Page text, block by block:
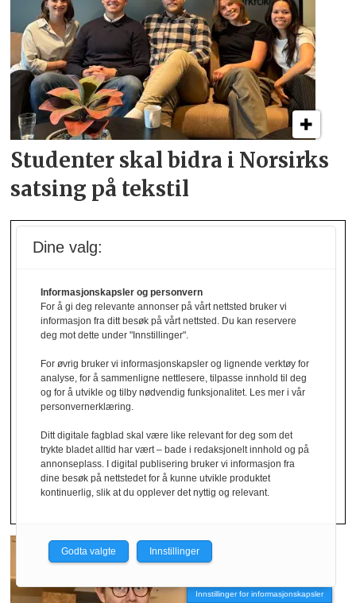
Studenter skal bidra i Norsirks
satsing på tekstil
Lojale kunder
returnerer
mest
Innstillinger for informasjonskapsler
Dine valg:
Informasjonskapsler og personvern
For å gi deg relevante annonser på vårt nettsted bruker vi
informasjon fra ditt besøk på vårt nettsted. Du kan reservere
deg mot dette under "Innstillinger".
For øvrig bruker vi informasjonskapsler og lignende verktøy for
analyse, for å sammenligne nettlesere, tilpasse innhold til deg
og for å utvikle og tilby nødvendig funksjonalitet. Les mer i vår
personvernerklæring.
Ditt digitale fagblad skal være like relevant for deg som det
trykte bladet alltid har vært – bade i redaksjonelt innhold og på
annonseplass. I digital publisering bruker vi informasjon fra
dine besøk på nettstedet for å kunne utvikle produktet
kontinuerlig, slik at du opplever det nyttig og relevant.
Godta valgte Innstillinger